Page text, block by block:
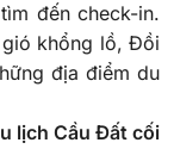
đến check-in.
gió khổng lồ, Đồi
địa điểm du
lịch Cầu Đất cối